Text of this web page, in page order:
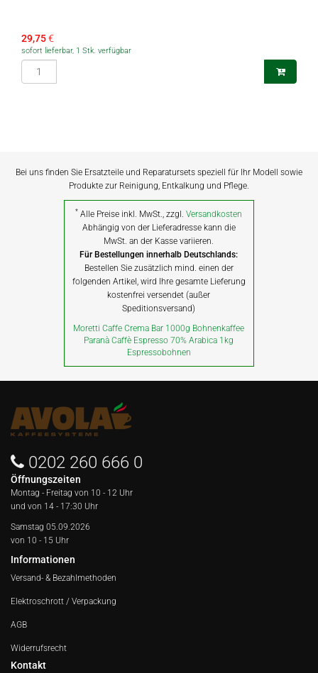
29,75€
sofort lieferbar, 1 Stk. verfügbar
Bei uns finden Sie Ersatzteile und Reparatursets speziell für Ihr Modell sowie
Produkte zur Reinigung, Entkalkung und Pflege.
* Alle Preise inkl. MwSt., zzgl.Versandkosten
Abhängig von der Lieferadresse kann die
MwSt. an der Kasse variieren.
Für Bestellungen innerhalb Deutschlands:
Bestellen Sie zusätzlich mind. einen der
folgenden Artikel, wird Ihre gesamte Lieferung
kostenfrei versendet (außer
Speditionsversand)
Moretti Caffe Crema Bar 1000g Bohnenkaffee
Paranà Caffè Espresso 70% Arabica 1kg
Espressobohnen
0202 260 666 0
Öffnungszeiten
Montag - Freitag von 10 - 12 Uhr
und von 14 - 17:30 Uhr
Samstag 05.09.2026
von 10 - 15 Uhr
Informationen
Versand- & Bezahlmethoden
Elektroschrott / Verpackung
AGB
Widerrufsrecht
Kontakt